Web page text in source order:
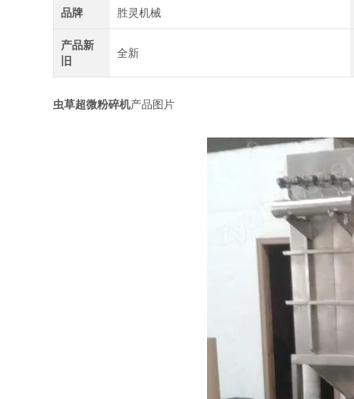
品牌 胜灵机械
产品新
旧
全新
虫草超微粉碎机产品图片